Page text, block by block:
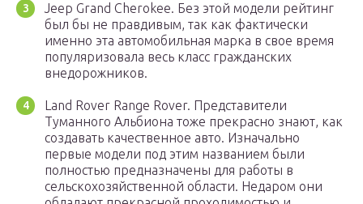
Jeep Grand Cherokee. Без этой модели рейтинг
был бы не правдивым, так как фактически
именно эта автомобильная марка в свое время
популяризовала весь класс гражданских
внедорожников.
Land Rover Range Rover. Представители
Туманного Альбиона тоже прекрасно знают, как
создавать качественное авто. Изначально
первые модели под этим названием были
полностью предназначены для работы в
сельскохозяйственной области. Недаром они